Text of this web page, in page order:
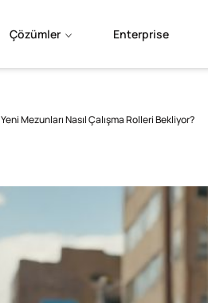
Çözümler Enterprise
Yeni Mezunları Nasıl Çalışma Rolleri Bekliyor?